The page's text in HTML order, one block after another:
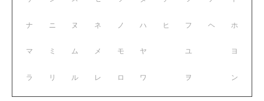
ナ ニ ヌ ネ ノ
マ ミ ム メ モ
ラ リ ル レ ロ
ハ ヒ フ ヘ ホ
ヤ ユ ヨ
ワ ヲ ン